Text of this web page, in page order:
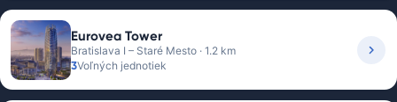
Eurovea Tower
Bratislava I – Staré Mesto · 1.2 km
3Voľných jednotiek